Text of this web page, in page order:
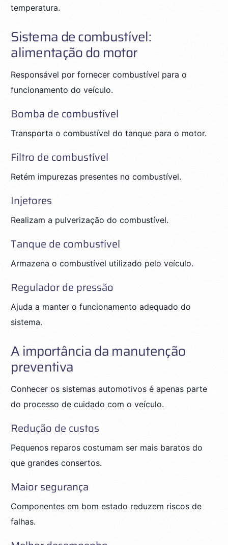
temperatura.
Sistema de combustível:
alimentação do motor
Responsável por fornecer combustível para o
funcionamento do veículo.
Bomba de combustível
Transporta o combustível do tanque para o motor.
Filtro de combustível
Retém impurezas presentes no combustível.
Injetores
Realizam a pulverização do combustível.
Tanque de combustível
Armazena o combustível utilizado pelo veículo.
Regulador de pressão
Ajuda a manter o funcionamento adequado do
sistema.
A importância da manutenção
preventiva
Conhecer os sistemas automotivos é apenas parte
do processo de cuidado com o veículo.
Redução de custos
Pequenos reparos costumam ser mais baratos do
que grandes consertos.
Maior segurança
Componentes em bom estado reduzem riscos de
falhas.